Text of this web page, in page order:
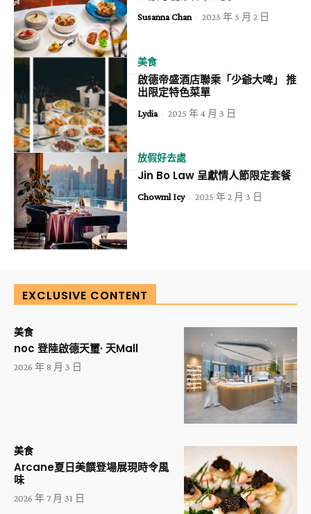
Susanna Chan - 2025 年 5 月 2 日
美食
啟德帝盛酒店聯乘「少爺大啤」 推
出限定特色菜單
Lydia - 2025 年 4 月 3 日
放假好去處
Jin Bo Law 呈獻情人節限定套餐
Chowml Icy - 2025 年 2 月 3 日
EXCLUSIVE CONTENT
美食
noc 登陸啟德天璽· 天Mall
2026 年 8 月 3 日
美食
Arcane夏日美饌登場展現時令風
味
2026 年 7 月 31 日